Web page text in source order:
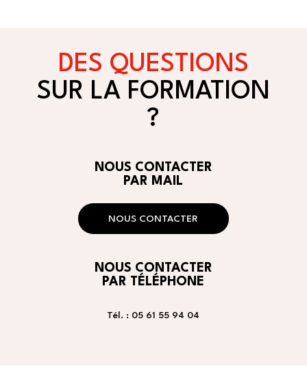
DES QUESTIONS
SUR LA FORMATION
?
NOUS CONTACTER
PAR MAIL
NOUS CONTACTER
NOUS CONTACTER
PAR TÉLÉPHONE
Tél. : 05 61 55 94 04